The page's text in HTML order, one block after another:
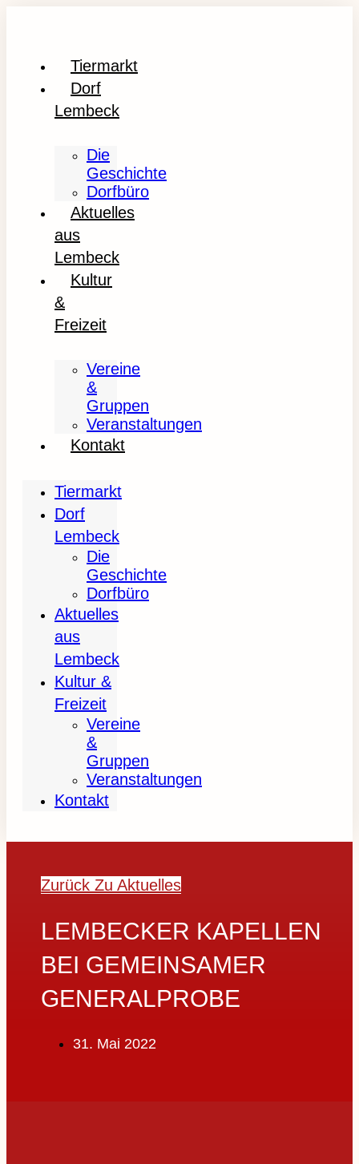
Tiermarkt
Dorf
Lembeck
Die
Geschichte
Dorfbüro
Aktuelles
aus
Lembeck
Kultur
&
Freizeit
Vereine
&
Gruppen
Veranstaltungen
Kontakt
Tiermarkt
Dorf
Lembeck
Die
Geschichte
Dorfbüro
Aktuelles
aus
Lembeck
Kultur &
Freizeit
Vereine
&
Gruppen
Veranstaltungen
Kontakt
Zurück Zu Aktuelles
LEMBECKER KAPELLEN
BEI GEMEINSAMER
GENERALPROBE
31. Mai 2022